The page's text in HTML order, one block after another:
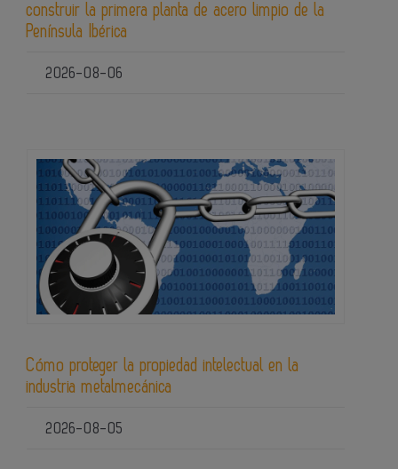
construir la primera planta de acero limpio de la
Península Ibérica
2026-08-06
Cómo proteger la propiedad intelectual en la
industria metalmecánica
2026-08-05